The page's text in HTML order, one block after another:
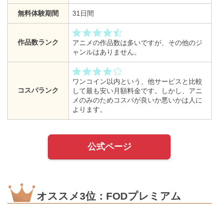
無料体験期間 31日間
作品数ランク
アニメの作品数は多いですが、その他のジ
ャンルはありません。
コスパランク
ワンコイン以内という、他サービスと比較
して最も安い月額料金です。しかし、アニ
メのみのためコスパが良いか悪いかは人に
よります。
公式ページ
オススメ3位：FODプレミアム